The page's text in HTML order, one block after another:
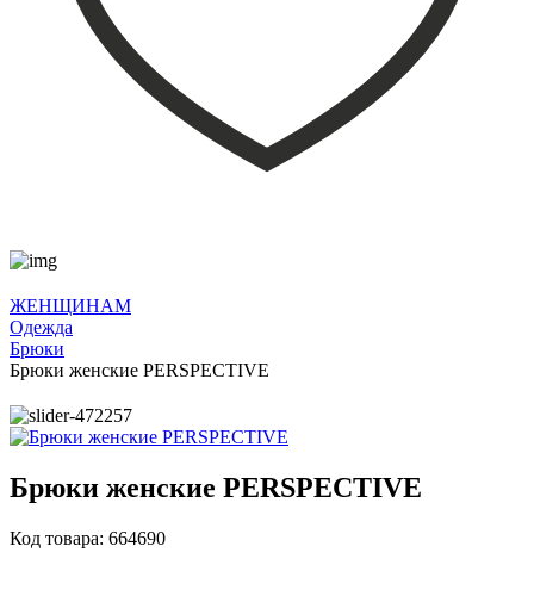
ЖЕНЩИНАМ
Одежда
Брюки
Брюки женские PERSPECTIVE
Брюки женские PERSPECTIVE
Код товара: 664690